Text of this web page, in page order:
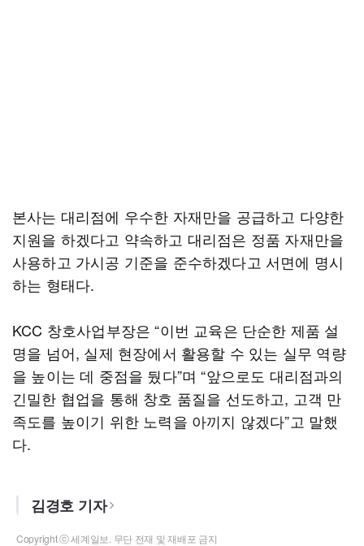
본사는 대리점에 우수한 자재만을 공급하고 다양한
지원을 하겠다고 약속하고 대리점은 정품 자재만을
사용하고 가시공 기준을 준수하겠다고 서면에 명시
하는 형태다.
KCC 창호사업부장은 “이번 교육은 단순한 제품 설
명을 넘어, 실제 현장에서 활용할 수 있는 실무 역량
을 높이는 데 중점을 뒀다”며 “앞으로도 대리점과의
긴밀한 협업을 통해 창호 품질을 선도하고, 고객 만
족도를 높이기 위한 노력을 아끼지 않겠다”고 말했
다.
김경호 기자
Copyright ⓒ 세계일보. 무단 전재 및 재배포 금지